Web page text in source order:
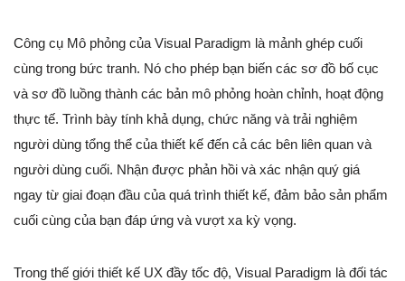
Công cụ Mô phỏng của Visual Paradigm là mảnh ghép cuối
cùng trong bức tranh. Nó cho phép bạn biến các sơ đồ bố cục
và sơ đồ luồng thành các bản mô phỏng hoàn chỉnh, hoạt động
thực tế. Trình bày tính khả dụng, chức năng và trải nghiệm
người dùng tổng thể của thiết kế đến cả các bên liên quan và
người dùng cuối. Nhận được phản hồi và xác nhận quý giá
ngay từ giai đoạn đầu của quá trình thiết kế, đảm bảo sản phẩm
cuối cùng của bạn đáp ứng và vượt xa kỳ vọng.
Trong thế giới thiết kế UX đầy tốc độ, Visual Paradigm là đối tác